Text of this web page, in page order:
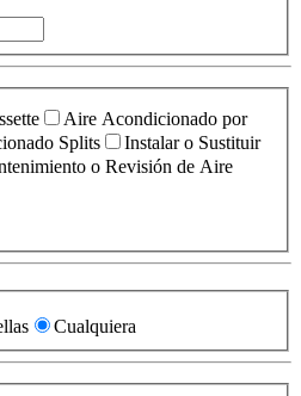
Aire Acondicionado por
Splits
Instalar o Sustituir
o Revisión de Aire
Cualquiera